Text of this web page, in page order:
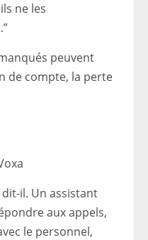
ne les
peuvent
de compte, la perte
dit-il. Un assistant
aux appels,
le personnel,